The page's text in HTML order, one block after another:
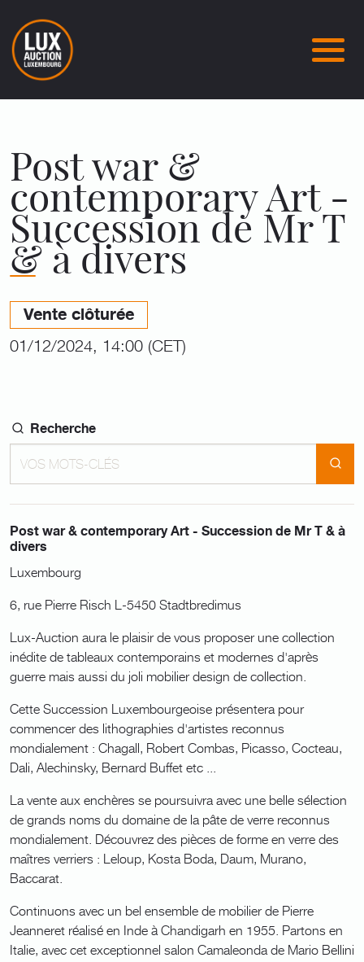
Post war &
contemporary Art -
Succession de Mr T
& à divers
Vente clôturée
01/12/2024, 14:00 (CET)
Recherche
Post war & contemporary Art - Succession de Mr T & à
divers
Luxembourg
6, rue Pierre Risch L-5450 Stadtbredimus
Lux-Auction aura le plaisir de vous proposer une collection
inédite de tableaux contemporains et modernes d'après
guerre mais aussi du joli mobilier design de collection.
Cette Succession Luxembourgeoise présentera pour
commencer des lithographies d'artistes reconnus
mondialement : Chagall, Robert Combas, Picasso, Cocteau,
Dali, Alechinsky, Bernard Buffet etc ...
La vente aux enchères se poursuivra avec une belle sélection
de grands noms du domaine de la pâte de verre reconnus
mondialement. Découvrez des pièces de forme en verre des
maîtres verriers : Leloup, Kosta Boda, Daum, Murano,
Baccarat.
Continuons avec un bel ensemble de mobilier de Pierre
Jeanneret réalisé en Inde à Chandigarh en 1955. Partons en
Italie, avec cet exceptionnel salon Camaleonda de Mario Bellini